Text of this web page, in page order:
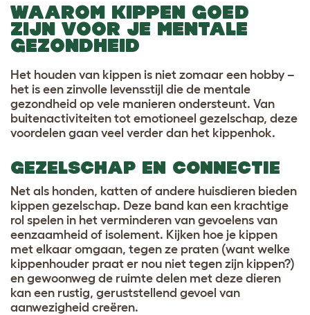
WAAROM KIPPEN GOED
ZIJN VOOR JE MENTALE
GEZONDHEID
Het houden van kippen is niet zomaar een hobby –
het is een zinvolle levensstijl die de mentale
gezondheid op vele manieren ondersteunt. Van
buitenactiviteiten tot emotioneel gezelschap, deze
voordelen gaan veel verder dan het kippenhok.
GEZELSCHAP EN CONNECTIE
Net als honden, katten of andere huisdieren bieden
kippen gezelschap. Deze band kan een krachtige
rol spelen in het verminderen van gevoelens van
eenzaamheid of isolement. Kijken hoe je kippen
met elkaar omgaan, tegen ze praten (want welke
kippenhouder praat er nou niet tegen zijn kippen?)
en gewoonweg de ruimte delen met deze dieren
kan een rustig, geruststellend gevoel van
aanwezigheid creëren.